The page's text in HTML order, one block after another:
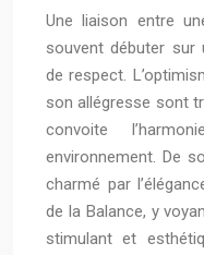
Une liaison entre
souvent débuter sur
de respect.
son allégresse sont
convoite
environnement. De
charmé par
de la Balance, y
stimulant et